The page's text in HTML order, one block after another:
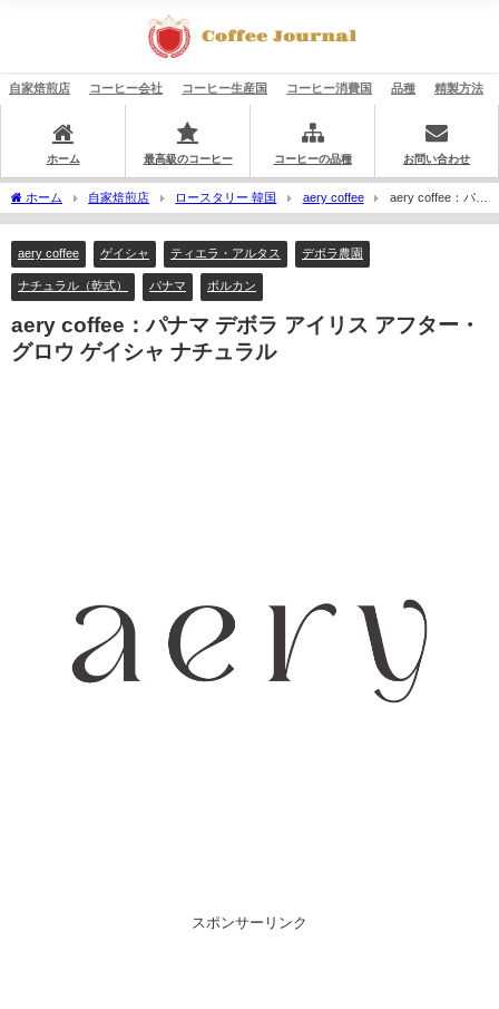
自家焙煎店 コーヒー会社 コーヒー生産国 コーヒー消費国 品種 精製方法
ホーム 最高級のコーヒー コーヒーの品種 お問い合わせ
ホーム 自家焙煎店 ロースタリー 韓国 aery coffee
aery coffee：パナ
マ デボラ アイリス アフター・グロウ ゲイシャ ナチュラル
aery coffee ゲイシャ ティエラ・アルタス デボラ農園
ナチュラル（乾式） パナマ ボルカン
aery coffee：パナマ デボラ アイリス アフター・
グロウ ゲイシャ ナチュラル
スポンサーリンク